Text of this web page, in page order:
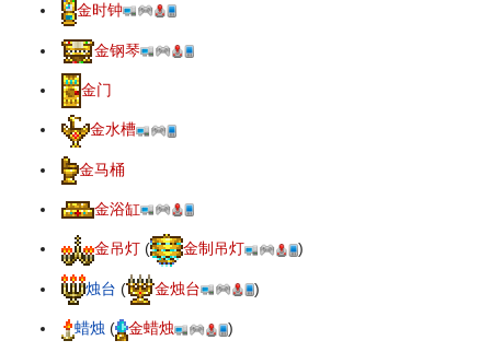
金时钟
金钢琴
金门
金水槽
金马桶
金浴缸
金吊灯 ( 金制吊灯 )
烛台 ( 金烛台 )
蜡烛 ( 金蜡烛 )